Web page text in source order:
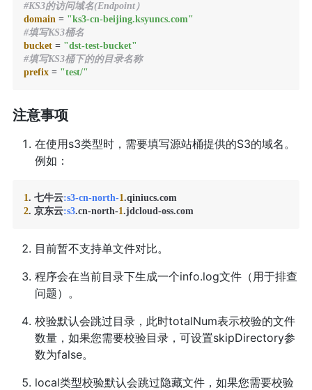
#KS3的访问域名(Endpoint）
domain = "ks3-cn-beijing.ksyuncs.com"
#填写KS3桶名
bucket = "dst-test-bucket"
#填写KS3桶下的的目录名称
prefix = "test/"
注意事项
在使用s3类型时，需要填写源站桶提供的S3的域名。
例如：
1. 七牛云:s3-cn-north-1
.qiniucs.com
2. 京东云:s3.cn-north-1.jdcloud-oss.com
目前暂不支持单文件对比。
程序会在当前目录下生成一个info.log文件（用于排查
问题）。
校验默认会跳过目录，此时totalNum表示校验的文件
数量，如果您需要校验目录，可设置skipDirectory参
数为false。
local类型校验默认会跳过隐藏文件，如果您需要校验